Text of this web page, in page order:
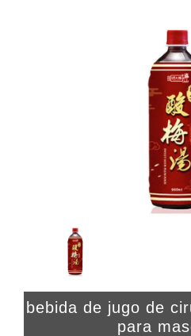
bebida de jugo de
para